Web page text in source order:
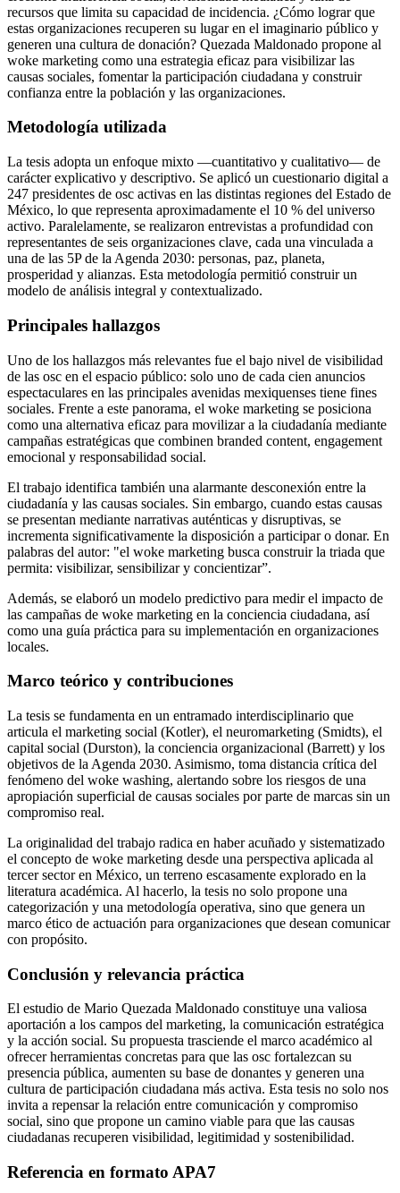
recursos que limita su capacidad de incidencia. ¿Cómo lograr que
estas organizaciones recuperen su lugar en el imaginario público y
generen una cultura de donación? Quezada Maldonado propone al
woke marketing como una estrategia eficaz para visibilizar las
causas sociales, fomentar la participación ciudadana y construir
confianza entre la población y las organizaciones.
Metodología utilizada
La tesis adopta un enfoque mixto —cuantitativo y cualitativo— de
carácter explicativo y descriptivo. Se aplicó un cuestionario digital a
247 presidentes de osc activas en las distintas regiones del Estado de
México, lo que representa aproximadamente el 10 % del universo
activo. Paralelamente, se realizaron entrevistas a profundidad con
representantes de seis organizaciones clave, cada una vinculada a
una de las 5P de la Agenda 2030: personas, paz, planeta,
prosperidad y alianzas. Esta metodología permitió construir un
modelo de análisis integral y contextualizado.
Principales hallazgos
Uno de los hallazgos más relevantes fue el bajo nivel de visibilidad
de las osc en el espacio público: solo uno de cada cien anuncios
espectaculares en las principales avenidas mexiquenses tiene fines
sociales. Frente a este panorama, el woke marketing se posiciona
como una alternativa eficaz para movilizar a la ciudadanía mediante
campañas estratégicas que combinen branded content, engagement
emocional y responsabilidad social.
El trabajo identifica también una alarmante desconexión entre la
ciudadanía y las causas sociales. Sin embargo, cuando estas causas
se presentan mediante narrativas auténticas y disruptivas, se
incrementa significativamente la disposición a participar o donar. En
palabras del autor: "el woke marketing busca construir la triada que
permita: visibilizar, sensibilizar y concientizar”.
Además, se elaboró un modelo predictivo para medir el impacto de
las campañas de woke marketing en la conciencia ciudadana, así
como una guía práctica para su implementación en organizaciones
locales.
Marco teórico y contribuciones
La tesis se fundamenta en un entramado interdisciplinario que
articula el marketing social (Kotler), el neuromarketing (Smidts), el
capital social (Durston), la conciencia organizacional (Barrett) y los
objetivos de la Agenda 2030. Asimismo, toma distancia crítica del
fenómeno del woke washing, alertando sobre los riesgos de una
apropiación superficial de causas sociales por parte de marcas sin un
compromiso real.
La originalidad del trabajo radica en haber acuñado y sistematizado
el concepto de woke marketing desde una perspectiva aplicada al
tercer sector en México, un terreno escasamente explorado en la
literatura académica. Al hacerlo, la tesis no solo propone una
categorización y una metodología operativa, sino que genera un
marco ético de actuación para organizaciones que desean comunicar
con propósito.
Conclusión y relevancia práctica
El estudio de Mario Quezada Maldonado constituye una valiosa
aportación a los campos del marketing, la comunicación estratégica
y la acción social. Su propuesta trasciende el marco académico al
ofrecer herramientas concretas para que las osc fortalezcan su
presencia pública, aumenten su base de donantes y generen una
cultura de participación ciudadana más activa. Esta tesis no solo nos
invita a repensar la relación entre comunicación y compromiso
social, sino que propone un camino viable para que las causas
ciudadanas recuperen visibilidad, legitimidad y sostenibilidad.
Referencia en formato APA7